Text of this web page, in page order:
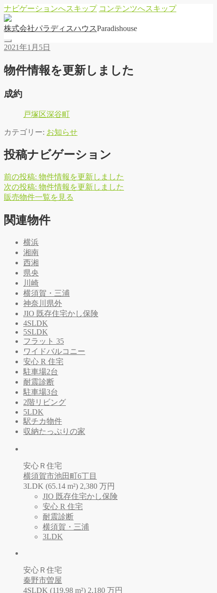
ナビゲーションへスキップ コンテンツへスキップ
株式会社パラディ スハウ スParadishouse
2021年1月5日
物件情報を更新しました
成約
戸塚区深谷町
カテゴリー: お知らせ
投稿ナビゲーション
前の投稿: 物件情報を更新しました
次の投稿: 物件情報を更新しました
販売物件一覧を 見る
関連物件
横浜
湘南
西湘
県央
川崎
横須賀・三浦
神奈川県外
JIO 既存住宅かし保険
4SLDK
5SLDK
フラット 35
ワイドバルコニー
安心 R 住宅
駐車場2台
耐震診断
駐車場3台
2階リビング
5LDK
駅チカ物件
収納たっぷりの家
安心Ｒ住宅
横須賀市池田町6丁目
3LDK (65.14 m²) 2,380 万円
JIO 既存住宅かし保険
安心 R 住宅
耐震診断
横須賀・三浦
3LDK
安心Ｒ住宅
秦野市曽屋
4SLDK (119.98 m²) 2,180 万円